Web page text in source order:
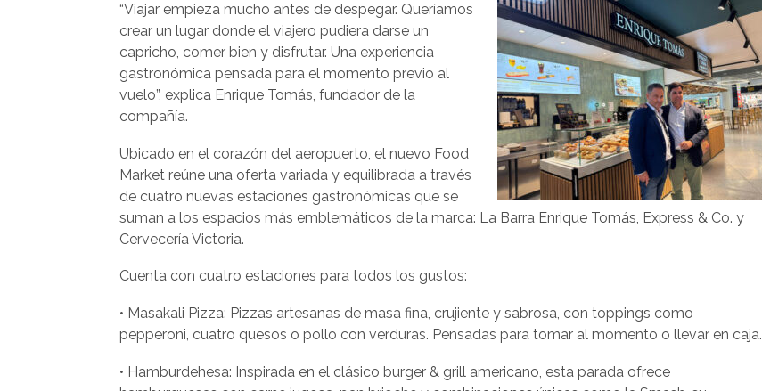
“Viajar empieza mucho antes de despegar. Queríamos
crear un lugar donde el viajero pudiera darse un
capricho, comer bien y disfrutar. Una experiencia
gastronómica pensada para el momento previo al
vuelo”, explica Enrique Tomás, fundador de la
compañía.
Ubicado en el corazón del aeropuerto, el nuevo Food
Market reúne una oferta variada y equilibrada a través
de cuatro nuevas estaciones gastronómicas que se
suman a los espacios más emblemáticos de la marca: La Barra Enrique Tomás, Express & Co. y
Cervecería Victoria.
Cuenta con cuatro estaciones para todos los gustos:
• Masakali Pizza: Pizzas artesanas de masa fina, crujiente y sabrosa, con toppings como
pepperoni, cuatro quesos o pollo con verduras. Pensadas para tomar al momento o llevar en caja.
• Hamburdehesa: Inspirada en el clásico burger & grill americano, esta parada ofrece